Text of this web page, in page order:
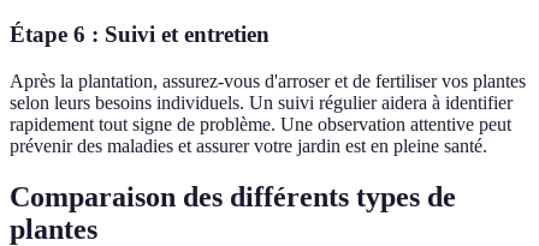
Étape 6 : Suivi et entretien
Après la plantation, assurez-vous d'arroser et de fertiliser vos plantes
selon leurs besoins individuels. Un suivi régulier aidera à identifier
rapidement tout signe de problème. Une observation attentive peut
prévenir des maladies et assurer votre jardin est en pleine santé.
Comparaison des différents types de
plantes